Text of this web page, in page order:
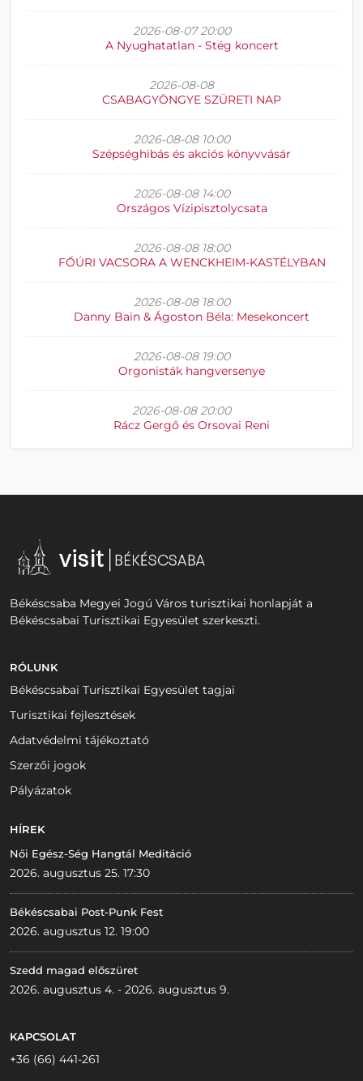
2026-08-07 20:00
A Nyughatatlan - Stég koncert
2026-08-08
CSABAGYÖNGYE SZÜRETI NAP
2026-08-08 10:00
Szépséghibás és akciós könyvvásár
2026-08-08 14:00
Országos Vízipisztolycsata
2026-08-08 18:00
FŐÚRI VACSORA A WENCKHEIM-KASTÉLYBAN
2026-08-08 18:00
Danny Bain & Ágoston Béla: Mesekoncert
2026-08-08 19:00
Orgonisták hangversenye
2026-08-08 20:00
Rácz Gergő és Orsovai Reni
Békéscsaba Megyei Jogú Város turisztikai honlapját a
Békéscsabai Turisztikai Egyesület szerkeszti.
RÓLUNK
Békéscsabai Turisztikai Egyesület tagjai
Turisztikai fejlesztések
Adatvédelmi tájékoztató
Szerzői jogok
Pályázatok
HÍREK
Női Egész-Ség Hangtál Meditáció
2026. augusztus 25. 17:30
Békéscsabai Post-Punk Fest
2026. augusztus 12. 19:00
Szedd magad előszüret
2026. augusztus 4. - 2026. augusztus 9.
KAPCSOLAT
+36 (66) 441-261